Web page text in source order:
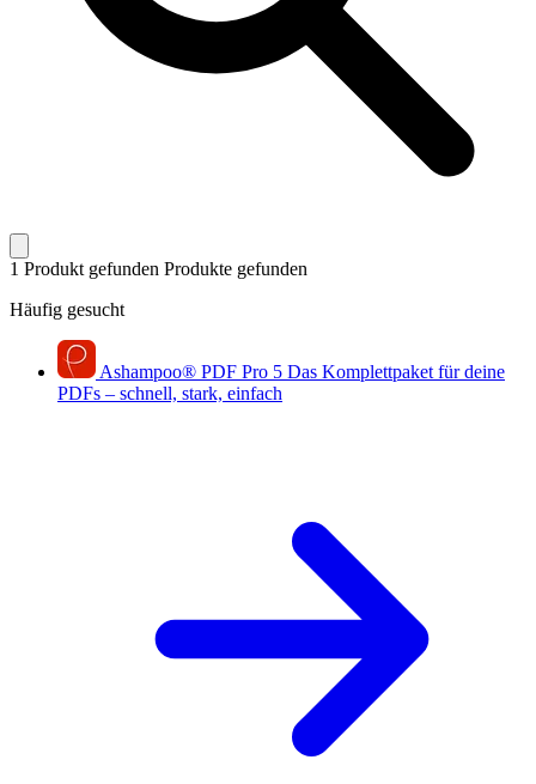
1 Produkt gefunden Produkte gefunden
Häufig gesucht
Ashampoo® PDF Pro 5 Das Komplettpaket für deine
PDFs – schnell, stark, einfach